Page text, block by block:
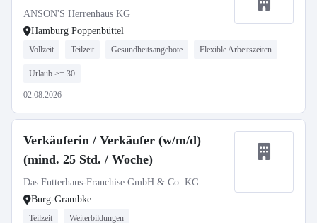
ANSON'S Herrenhaus KG
Hamburg Poppenbüttel
Vollzeit Teilzeit Gesundheitsangebote Flexible Arbeitszeiten
Urlaub >= 30
02.08.2026
Verkäuferin / Verkäufer (w/m/d)
(mind. 25 Std. / Woche)
Das Futterhaus-Franchise GmbH & Co. KG
Burg-Grambke
Teilzeit Weiterbildungen